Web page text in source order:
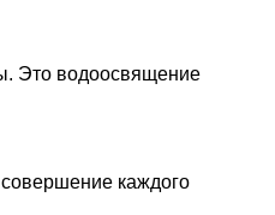
Это водоосвящение
каждого